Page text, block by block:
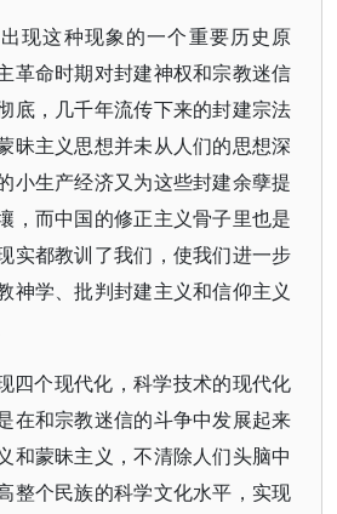
现这种现象的一个重要历史原
革命时期对封建神权和宗教迷信
底，几千年流传下来的封建宗法
昧主义思想并未从人们的思想深
小生产经济又为这些封建余孽提
，而中国的修正主义骨子里也是
实都教训了我们，使我们进一步
神学、批判封建主义和信仰主义
四个现代化，科学技术的现代化
在和宗教迷信的斗争中发展起来
和蒙昧主义，不清除人们头脑中
整个民族的科学文化水平，实现